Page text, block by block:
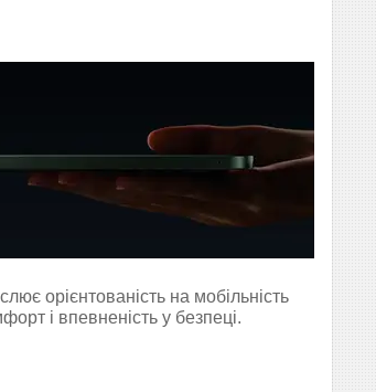
орієнтованість на мобільність
і впевненість у безпеці.